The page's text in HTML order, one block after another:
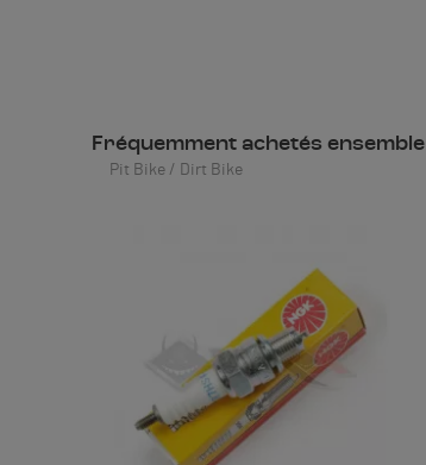
Fréquemment achetés ensemble
Pit Bike / Dirt Bike